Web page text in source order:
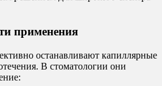
применения
останавливают капиллярные
В стоматологии они